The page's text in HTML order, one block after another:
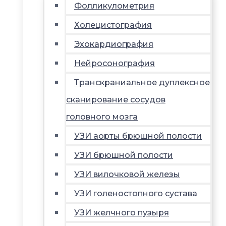
Фолликулометрия
Холецистография
Эхокардиография
Нейросонография
Транскраниальное дуплексное
сканирование сосудов
головного мозга
УЗИ аорты брюшной полости
УЗИ брюшной полости
УЗИ вилочковой железы
УЗИ голеностопного сустава
УЗИ желчного пузыря